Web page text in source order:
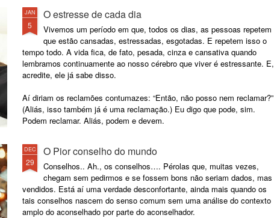
JAN
5
O estresse de cada dia
Vivemos um período em que, todos os dias, as pessoas repetem
que estão cansadas, estressadas, esgotadas. E repetem isso o
tempo todo. A vida fica, de fato, pesada, cinza e cansativa quando
lembramos continuamente ao nosso cérebro que viver é estressante. E,
acredite, ele já sabe disso.
Aí diriam os reclamões contumazes: “Então, não posso nem reclamar?”
(Aliás, isso também já é uma reclamação.) Eu digo que pode, sim.
Podem reclamar. Aliás, podem e devem.
DEC
29
O Pior conselho do mundo
Conselhos.. Ah., os conselhos…. Pérolas que, muitas vezes,
chegam sem pedirmos e se fossem bons não seriam dados, mas
vendidos. Está aí uma verdade desconfortante, ainda mais quando os
tais conselhos nascem do senso comum sem uma análise do contexto
amplo do aconselhado por parte do aconselhador.